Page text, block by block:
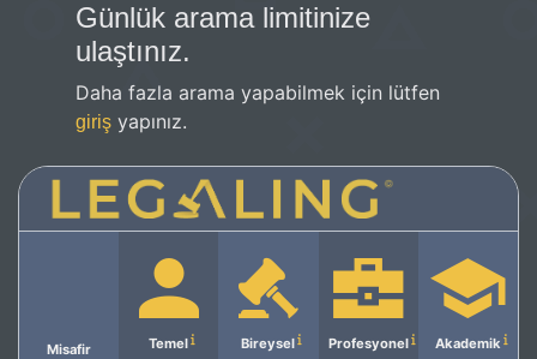
Günlük arama limitinize
ulaştınız.
Daha fazla arama yapabilmek için lütfen
giriş yapınız.
Misafir Temel Bireysel Profesyonel Akademik